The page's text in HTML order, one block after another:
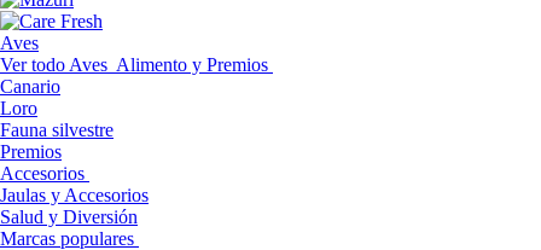
Aves
Ver todo Aves Alimento y Premios
Canario
Loro
Fauna silvestre
Premios
Accesorios
Jaulas y Accesorios
Salud y Diversión
Marcas populares